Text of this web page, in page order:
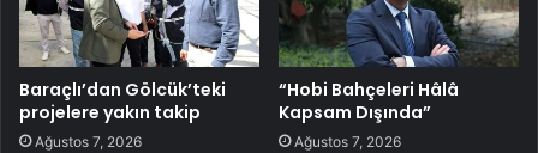
Baraçlı’dan Gölcük’teki
projelere yakın takip
Ağustos 7, 2026
“Hobi Bahçeleri Hâlâ
Kapsam Dışında”
Ağustos 7, 2026